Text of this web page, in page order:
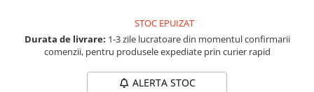
Dressing exterior
STOC EPUIZAT
Durata de livrare: 1-3 zile lucratoare din momentul confirmarii
comenzii, pentru produsele expediate prin curier rapid
ALERTA STOC